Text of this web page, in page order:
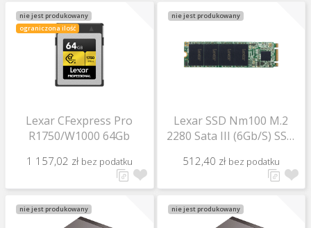
nie jest produkowany
ograniczona ilość
Lexar CFexpress Pro
R1750/W1000 64Gb
1 157,02 zł bez podatku
nie jest produkowany
Lexar SSD Nm100 M.2
2280 Sata III (6Gb/S) SSD
512,40 zł bez podatku
nie jest produkowany nie jest produkowany